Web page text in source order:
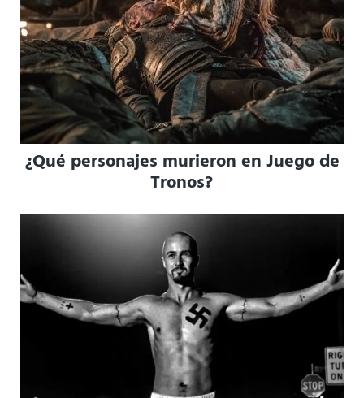
¿Qué personajes murieron en Juego de
Tronos?